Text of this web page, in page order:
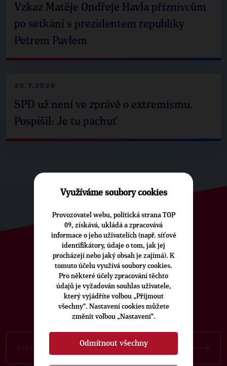
Vzkaz Matěje Ondřeje Havla příznivcům
po setkání s prezidentem republiky
Petrem Pavlem
29.7.2026
SPD už není ve zprávě o extremismu.
Pospíšil: Je tu pachuť
ODEBÍREJTE NÁŠ TOPOVÝ
NEWSLETTER
Využíváme soubory cookies
Provozovatel webu, politická strana TOP
09, získává, ukládá a zpracovává
informace o jeho uživatelích (např. síťové
identifikátory, údaje o tom, jak jej
procházejí nebo jaký obsah je zajímá). K
tomuto účelu využívá soubory cookies.
Pro některé účely zpracování těchto
údajů je vyžadován souhlas uživatele,
který vyjádříte volbou „Přijmout
všechny“. Nastavení cookies můžete
změnit volbou „Nastavení“.
Odmítnout všechny